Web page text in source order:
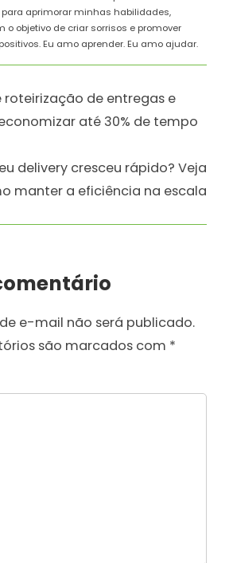
aprimorar minhas habilidades,
o objetivo de criar sorrisos e promover
Eu amo aprender. Eu amo ajudar.
roteirização de entregas e
até 30% de tempo
delivery cresceu rápido? Veja
manter a eficiência na escala
e-mail não será publicado.
são marcados com *